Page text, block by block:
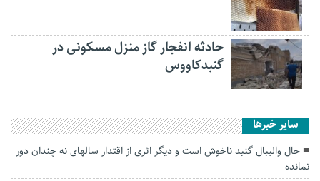
حادثه انفجار گاز منزل مسکونی در
گنبدکاووس
سایر خبرها
حال والیبال گنبد ناخوش است و دیگر اثری از اقتدار سالهای نه چندان دور
نمانده